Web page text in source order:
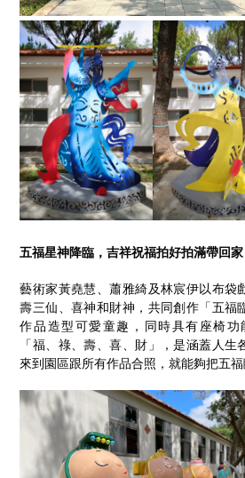
五福星神降臨，吉祥祝福拍好拍滿帶回家
藝術家黃堯慧、蕭雅綺及林宸伊以布袋
壽三仙、喜神和財神，共同創作「五福
作品造型可愛童趣，同時具有座椅
「福、祿、壽、喜、財」，是涵蓋人
來到園區跟所有作品合照，就能夠把五福